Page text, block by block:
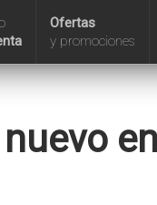
Ofertas
y promociones